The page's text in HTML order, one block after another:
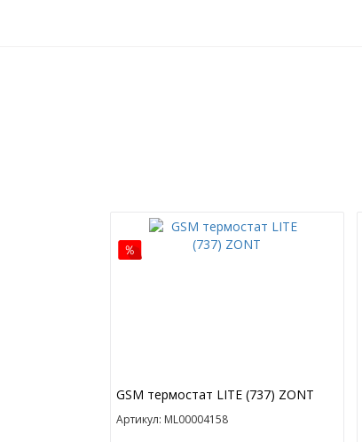
GSM термостат LITE (737) ZONT
Артикул: ML00004158